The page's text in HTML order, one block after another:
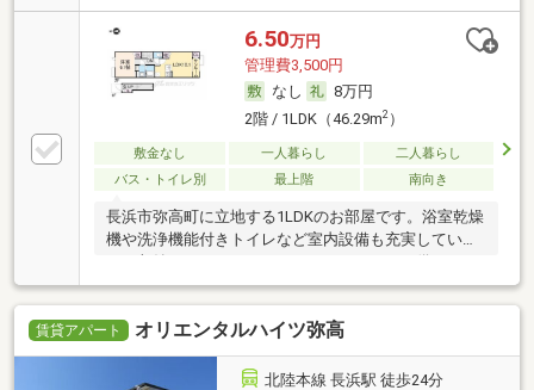
り、共用部には宅配ボックスがございます。
6.50万円
管理費3,500円
なし
8万円
2階 / 1LDK（46.29m2）
敷金なし 一人暮らし
二人暮らし
バス・トイレ別
最上階 南向き
長浜市弥高町に立地する1LDKのお部屋です。浴室乾燥
機や洗浄機能付きトイレなど室内設備も充実していま
す。収納としてウォークインクローゼットを備えてお
り、共用部には宅配ボックスがございます。
賃貸アパート オリエンタルハイツ弥高
北陸本線 長浜駅 徒歩24分